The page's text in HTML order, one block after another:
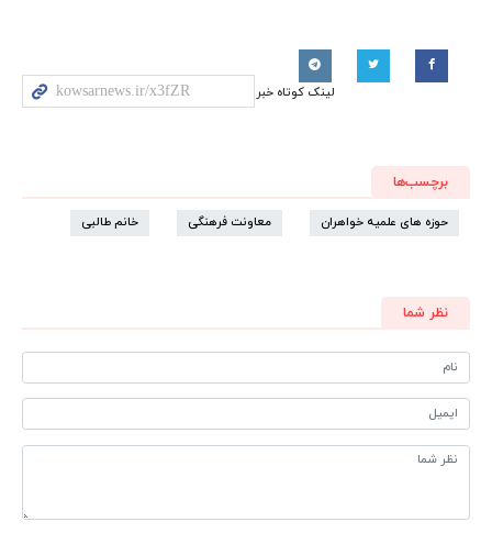
لینک کوتاه خبر
برچسب‌ها
حوزه های علمیه خواهران معاونت فرهنگی خانم طالبی
نظر شما